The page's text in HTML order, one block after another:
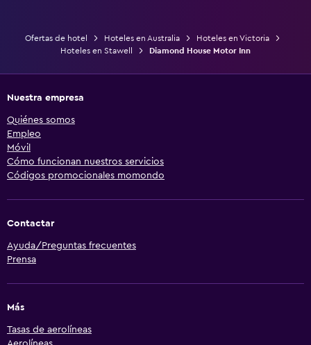
Ofertas de hotel Hoteles en Australia
Hoteles en Victoria
Hoteles en Stawell
Diamond House Motor Inn
Nuestra empresa
Quiénes somos
Empleo
Móvil
Cómo funcionan nuestros servicios
Códigos promocionales momondo
Contactar
Ayuda/Preguntas frecuentes
Prensa
Más
Tasas de aerolíneas